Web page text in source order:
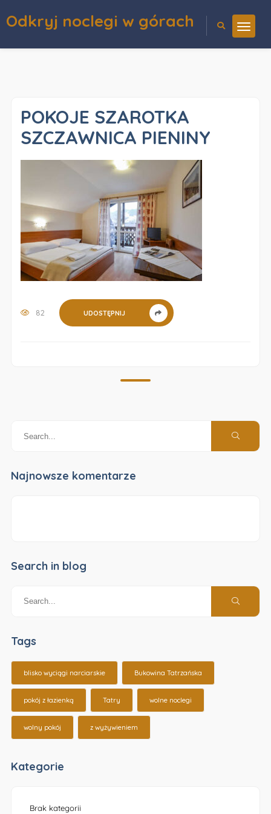
Odkryj noclegi w górach
POKOJE SZAROTKA
SZCZAWNICA PIENINY
82 UDOSTĘPNIJ
Najnowsze komentarze
Search in blog
Tags
blisko wyciągi narciarskie Bukowina Tatrzańska
pokój z łazienką Tatry wolne noclegi
wolny pokój z wyżywieniem
Kategorie
Brak kategorii